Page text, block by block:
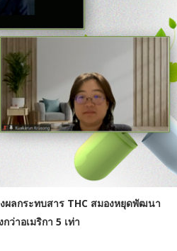
ลกระทบสาร THC สมองหยุดพัฒนา
ว่าอเมริกา 5 เท่า